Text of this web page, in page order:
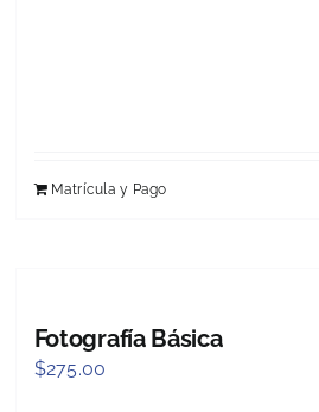
Matrícula y Pago
Fotografía Básica
$275.00